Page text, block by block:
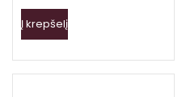
Į krepšelį